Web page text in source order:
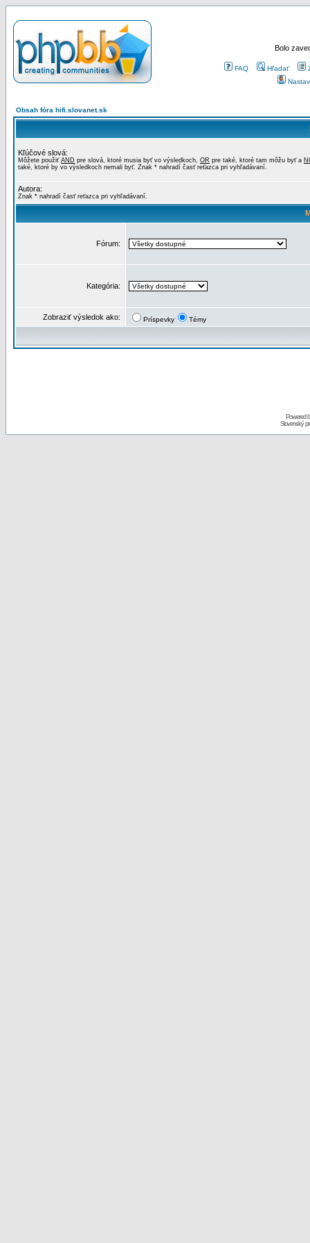
Bolo
FAQ Hľadať
Obsah fóra hifi.slovanet.sk
Kľúčové slová:
Môžete použiť AND pre slová, ktoré musia byť vo výsledkoch, OR pre také, ktoré tam môžu byť a
také, ktoré by vo výsledkoch nemali byť. Znak * nahradí časť reťazca pri vyhľadávaní.
Autora:
Znak * nahradí časť reťazca pri vyhľadávaní.
Fórum:
Kategória:
Zobraziť výsledok ako: Príspevky Témy
Powered
Slovenský